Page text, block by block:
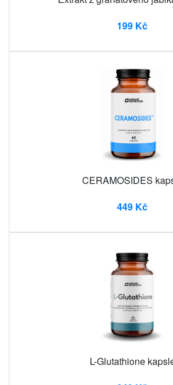
199 Kč
CERAMOSIDES
449 Kč
L-Glutathione